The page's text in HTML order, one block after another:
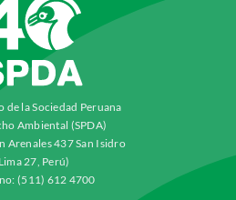
de la Sociedad Peruana
Ambiental (SPDA)
Arenales 437 San Isidro
27, Perú)
(511) 612 4700